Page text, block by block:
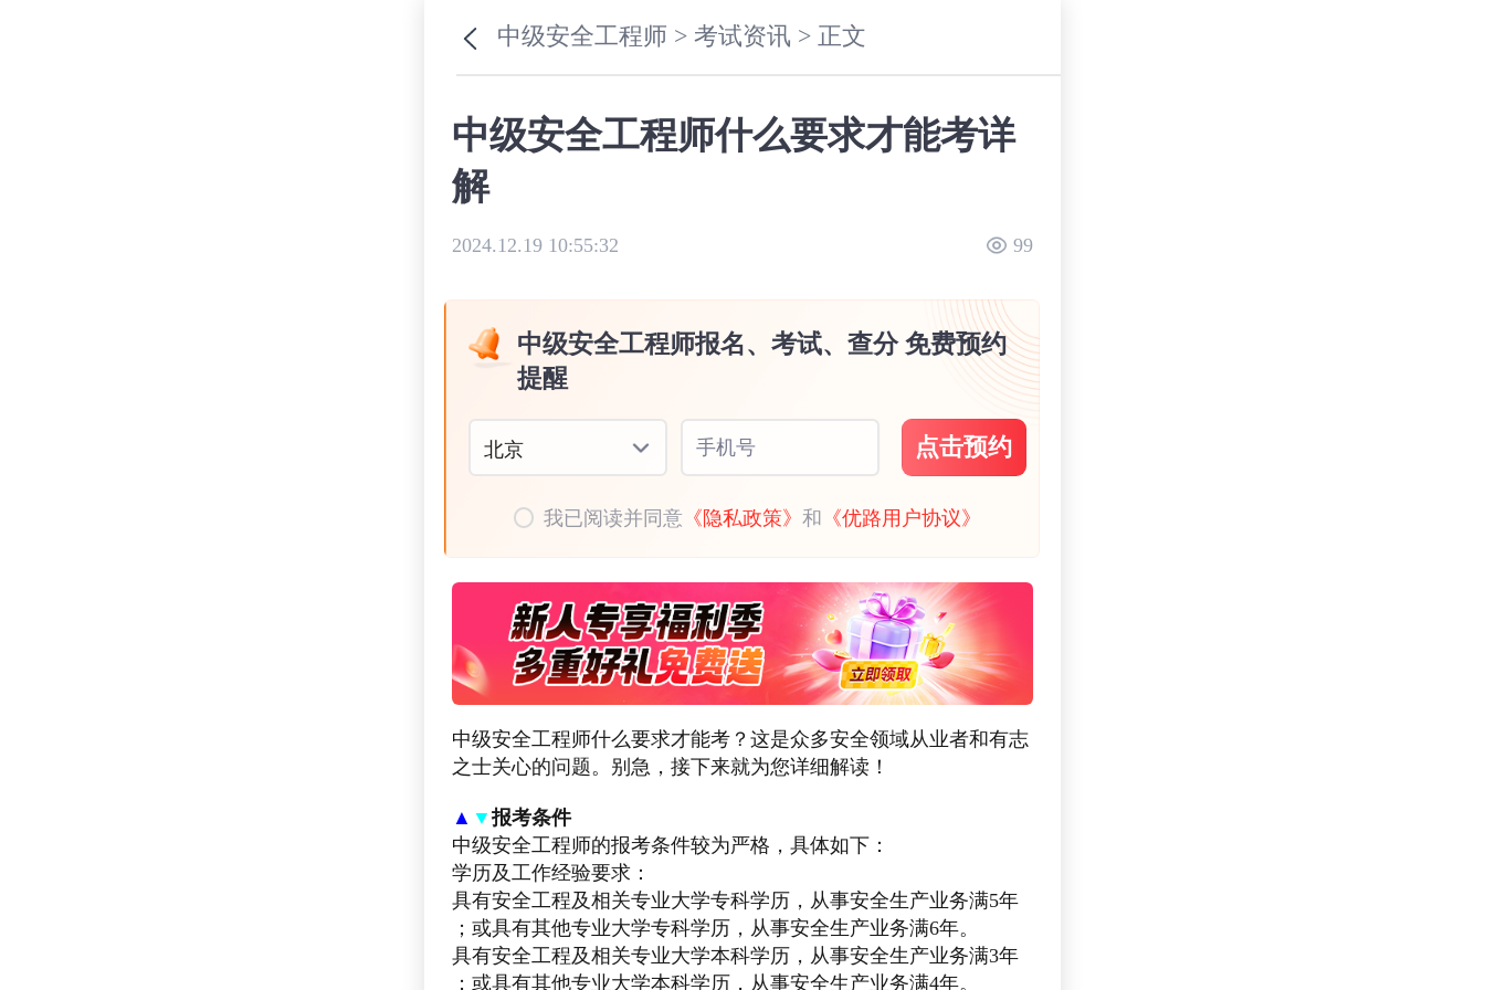
中级安全工程师 >考试资讯 > 正文
中级安全工程师什么要求才能考详
解
2024.12.19 10:55:32 99
中级安全工程师报名、考试、查分 免费预约
提醒
北京 手机号 点击预约
我已阅读并同意 《隐私政策》和 《优路用户协议》
中级安全工程师什么要求才能考？这是众多安全领域从业者和有志
之士关心的问题。别急，接下来就为您详细解读！
▲ ▼报考条件
中级安全工程师的报考条件较为严格，具体如下：
学历及工作经验要求：
具有安全工程及相关专业大学专科学历，从事安全生产业务满5年
；或具有其他专业大学专科学历，从事安全生产业务满6年。
具有安全工程及相关专业大学本科学历，从事安全生产业务满3年
；或具有其他专业大学本科学历，从事安全生产业务满4年。